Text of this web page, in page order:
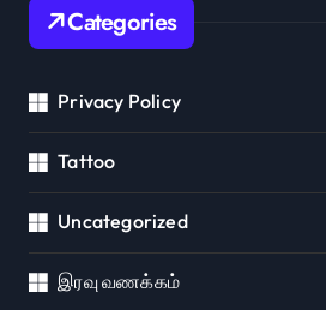
Categories
Privacy Policy
Tattoo
Uncategorized
இரவு வணக்கம்